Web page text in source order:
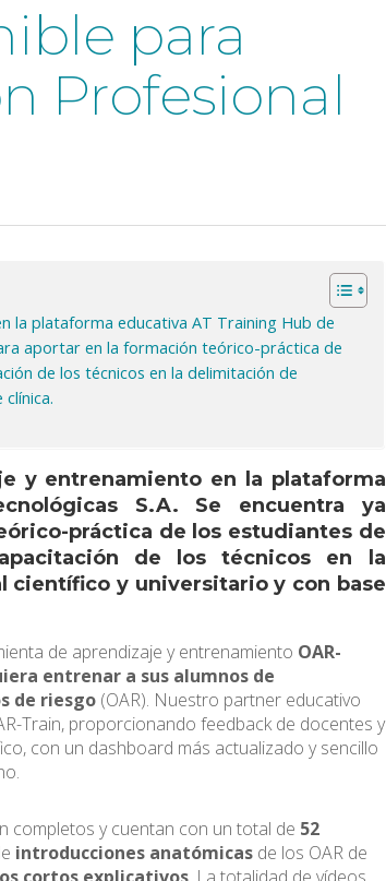
para
Profesional
la plataforma educativa AT Training Hub de
aportar en la formación teórico-práctica de
de los técnicos en la delimitación de
y entrenamiento en la plataforma
S.A. Se encuentra ya
práctica de los estudiantes de
de los técnicos en la
científico y universitario y con base
de aprendizaje y entrenamiento OAR-
entrenar a sus alumnos de
de riesgo (OAR). Nuestro partner educativo
Train, proporcionando feedback de docentes y
con un dashboard más actualizado y sencillo
completos y cuentan con un total de 52
introducciones anatómicas de los OAR de